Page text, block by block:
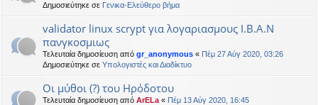
Δημοσιεύτηκε σε Γενικα-Ελεύθερο βήμα
validator linux scrypt για λογαριασμους Ι.Β.Α.Ν
πανγκοσμιως
Τελευταία δημοσίευση από gr_anonymous « Πέμ 27 Αύγ 2020, 03:26
Δημοσιεύτηκε σε Υπολογιστές και Διαδίκτυο
Οι μύθοι (?) του Ηρόδοτου
Τελευταία δημοσίευση από ArELa « Πέμ 13 Αύγ 2020, 16:45